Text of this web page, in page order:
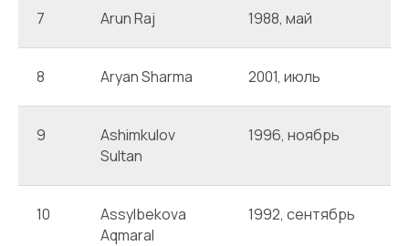
7 Arun Raj 1988, май
8 Aryan Sharma 2001, июль
9
Ashimkulov
Sultan
1996, ноябрь
10
Assylbekova
Aqmaral
1992, сентябрь